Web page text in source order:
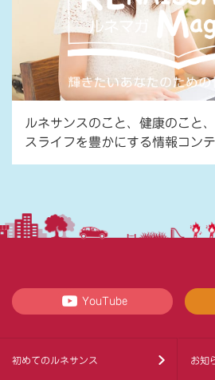
ルネサンスのこと、健康のこと
スライフを豊かにする情報コンテ
YouTube
初めてのルネサンス お知